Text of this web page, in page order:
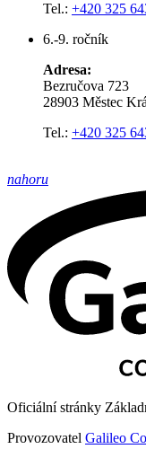
Tel.: +420 325
6.-9. ročník
Adresa:
Bezručova 723
28903 Městec
Tel.: +420 325
nahoru
Oficiální stránky
Provozovatel Galileo